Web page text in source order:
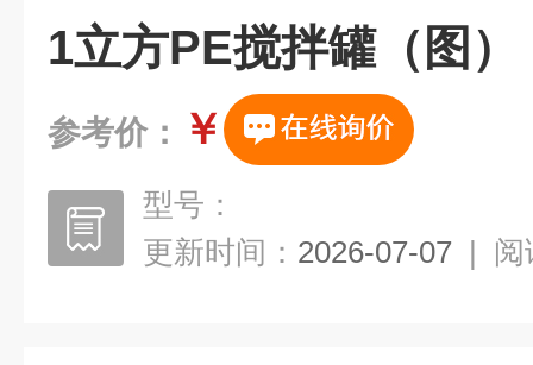
1立方PE搅拌罐（图）
参考价： ￥
型号：
更新时间： 2026-07-07 | 阅